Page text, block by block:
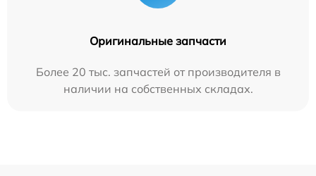
Оригинальные запчасти
Более 20 тыс. запчастей от производителя в
наличии на собственных складах.